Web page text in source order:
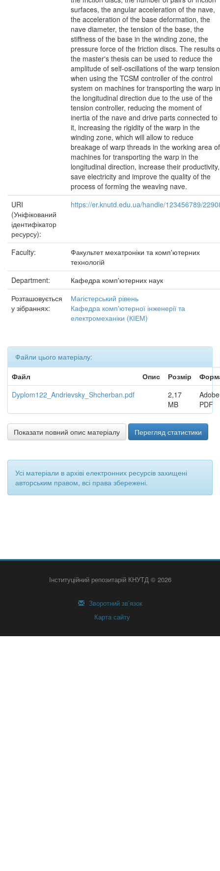
surfaces, the angular acceleration of the nave,
the acceleration of the base deformation, the
nave diameter, the tension of the base, the
stiffness of the base in the winding zone, the
pressure force of the friction discs. The results
the master's thesis can be used to reduce the
amplitude of self-oscillations of the warp tension
when using the TCSM controller of the control
system on machines for transporting the warp in
the longitudinal direction due to the use of the
tension controller, reducing the moment of
inertia of the nave and drive parts connected to
it, increasing the rigidity of the warp in the
winding zone, which will allow to reduce
breakage of warp threads in the working area of
machines for transporting the warp in the
longitudinal direction, increase their productivity,
save electricity and improve the quality of the
process of forming the weaving nave.
URI
(Уніфікований
ідентифікатор
ресурсу):
https://er.knutd.edu.ua/handle/123456789/
Faculty:
Факультет мехатроніки та комп'ютерних
технологій
Department:
Кафедра комп'ютерних наук
Розташовується
у зібраннях:
Магістерський рівень
Кафедра комп'ютерної інженерії та
електромеханіки (КІЕМ)
Файли цього матеріалу:
Файл
Опис Розмір
Dyplom122_Andrievsky_Shcherban.pdf
2,17
MB
Adobe
PDF
Показати повний опис матеріалу Перегляд статистики
Усі матеріали в архіві електронних ресурсів захищені
авторським правом, всі права збережені.
Інституційний репозитарій КНУТД © 2026
Зворотний зв’язок
Карта сайту